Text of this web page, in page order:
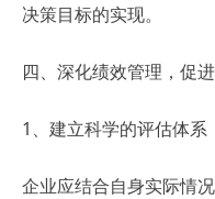
决策目标的实现。
四、深化绩效管理，促
1、建立科学的评估体系
企业应结合自身实际情况